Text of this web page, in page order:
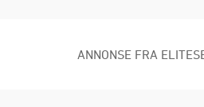
ANNONSE FRA